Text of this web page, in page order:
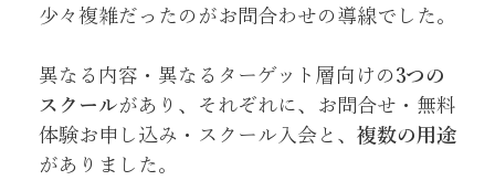
少々複雑だったのがお問合わせの導線でした。
異なる内容・異なるターゲット層向けの3つの
スクールがあり、それぞれに、お問合せ・無料
体験お申し込み・スクール入会と、 複数の用途
がありました。